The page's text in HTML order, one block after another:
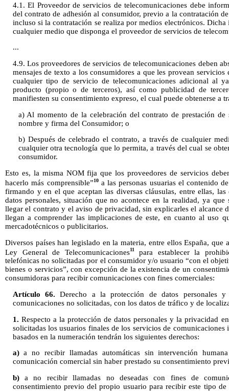
4.1. El Proveedor de servicios de telecomunicaciones debe
del contrato de adhesión al consumidor, previo a la contratación
incluso si la contratación se realiza por medios electrónicos.
cualquier medio que disponga el proveedor de servicios de
...
4.9. Los proveedores de servicios de telecomunicaciones deben
mensajes de texto a los consumidores a que les provean
cualquier tipo de servicio de telecomunicaciones adicional al
producto (propio o de terceros), así como publicidad de
manifiesten su consentimiento expreso, el cual puede obtenerse a
a) Al momento de la celebración del contrato de prestación
nombre y firma del Consumidor; o
b) Después de celebrado el contrato, a través de cualquier
cualquier otra tecnología que lo permita, a través del cual se
consumidor.
Esto es, la misma NOM fija que los proveedores de servicios
hacerlo más comprensible”10a las personas usuarias el contenido
firmando y en el que aceptan las diversas cláusulas, entre ellas,
datos personales, situación que no acontece en la realidad, ya que
llegar el contrato y el aviso de privacidad, sin explicarles el alcance
llegan a comprender las implicaciones de este, en cuanto al uso
mercadotécnicos o publicitarios.
Diversos países han legislado en la materia, entre ellos España,
Ley General de Telecomunicaciones11para establecer la
telefónicas no solicitadas por el consumidor y/o usuario “con el
bienes o servicios”, con excepción de la existencia de un
consumidoras para recibir comunicaciones con fines comerciales:
Artículo 66. Derecho a la protección de datos personales
comunicaciones no solicitadas, con los datos de tráfico y de
1. Respecto a la protección de datos personales y la privacidad
solicitadas los usuarios finales de los servicios de
basados en la numeración tendrán los siguientes derechos:
a)a no recibir llamadas automáticas sin intervención
comunicación comercial sin haber prestado su consentimiento
b)a no recibir llamadas no deseadas con fines de
consentimiento previo del propio usuario para recibir este tipo